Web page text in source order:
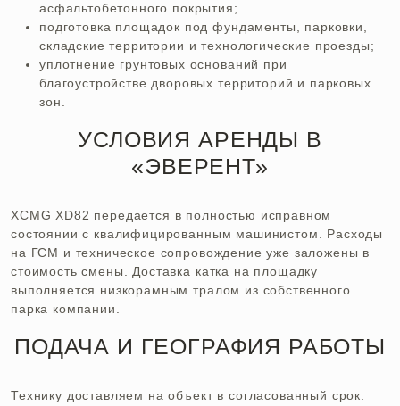
асфальтобетонного покрытия;
подготовка площадок под фундаменты, парковки,
складские территории и технологические проезды;
уплотнение грунтовых оснований при
благоустройстве дворовых территорий и парковых
зон.
УСЛОВИЯ АРЕНДЫ В
«ЭВЕРЕНТ»
XCMG XD82 передается в полностью исправном
состоянии с квалифицированным машинистом. Расходы
на ГСМ и техническое сопровождение уже заложены в
стоимость смены. Доставка катка на площадку
выполняется низкорамным тралом из собственного
парка компании.
ПОДАЧА И ГЕОГРАФИЯ РАБОТЫ
Технику доставляем на объект в согласованный срок.